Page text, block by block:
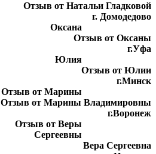
Отзыв от Натальи Гладковой
г. Домодедово
Отзыв от Оксаны
г.Уфа
Отзыв от Юлии
г.Минск
Отзыв от Марины Владимировны
г.Воронеж
Вера Сергеевна